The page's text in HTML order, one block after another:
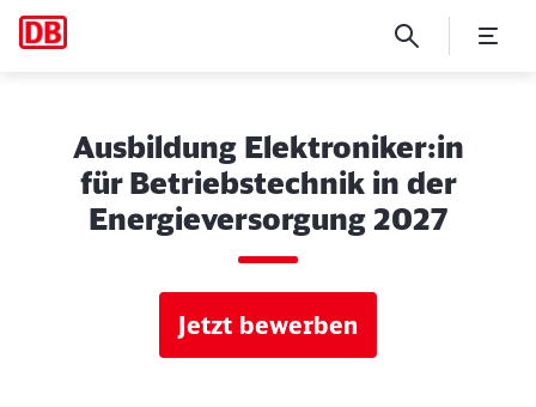
Ausbildung Elektroniker:in
für Betriebstechnik in der
Energieversorgung 2027
Jetzt bewerben